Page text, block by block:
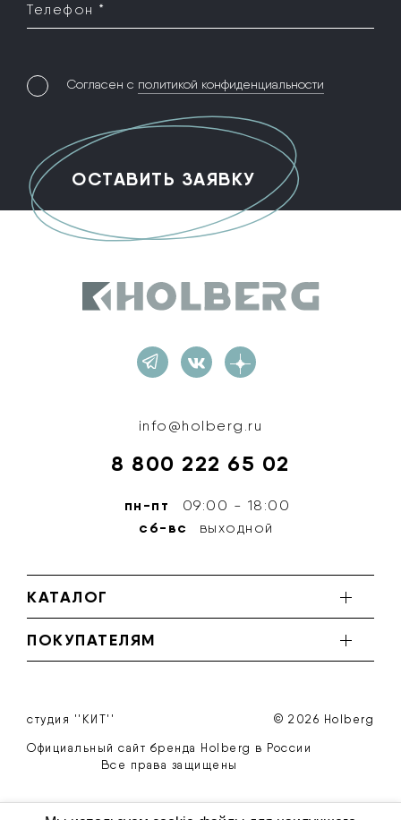
Телефон *
Согласен с политикой конфиденциальности
info@holberg.ru
8 800 222 65 02
пн-пт 09:00 - 18:00
сб-вс выходной
КАТАЛОГ
ПОКУПАТЕЛЯМ
студия ''КИТ''
Официальный сайт бренда Holberg в России
Все права защищены
© 2026 Holberg